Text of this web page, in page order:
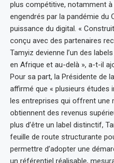
plus compétitive, notamment
engendrés par la pandémie du
puissance du digital. «
conçu avec des partenaires
Tamyiz devienne l’un des
en Afrique et au-delà », a-t-il
Pour sa part, la Présidente de
affirmé que « plusieurs études
les entreprises qui offrent une
obtiennent des revenus
plus d’être un label distinctif,
feuille de route structurante
permettre d’adopter une
un référentiel réalisable,